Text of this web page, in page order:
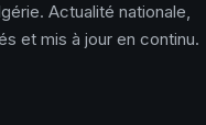
Actualité nationale,
et mis à jour en continu.